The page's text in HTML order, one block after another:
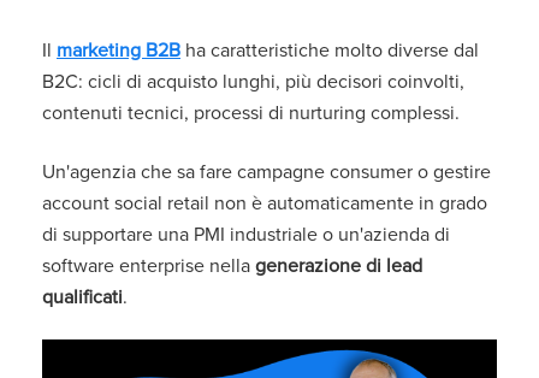
Il marketing B2B ha caratteristiche molto diverse dal
B2C: cicli di acquisto lunghi, più decisori coinvolti,
contenuti tecnici, processi di nurturing complessi.
Un'agenzia che sa fare campagne consumer o gestire
account social retail non è automaticamente in grado
di supportare una PMI industriale o un'azienda di
software enterprise nella generazione di lead
qualificati.